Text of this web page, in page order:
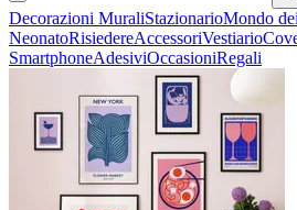
Decorazioni MuraliStazionarioMondo
NeonatoRisiedereAccessoriVestiario
SmartphoneAdesiviOccasioniRegali